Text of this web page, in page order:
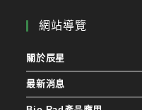
網站導覽
關於辰星
最新消息